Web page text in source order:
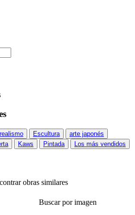
Escultura
arte japonés
Kaws Pintada Los más vendidos
obras similares
Buscar por imagen